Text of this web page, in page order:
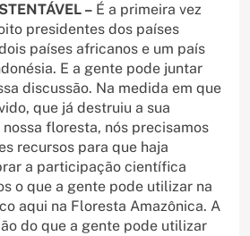
– É a primeira vez
presidentes dos países
países africanos e um país
E a gente pode juntar
discussão. Na medida em que
que já destruiu a sua
floresta, nós precisamos
recursos para que haja
a participação científica
o que a gente pode utilizar na
aqui na Floresta Amazônica. A
do que a gente pode utilizar